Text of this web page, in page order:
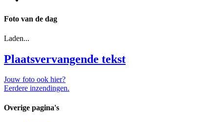
Foto van de dag
Laden...
Plaatsvervangende tekst
Jouw foto ook hier?
Eerdere inzendingen.
Overige pagina's